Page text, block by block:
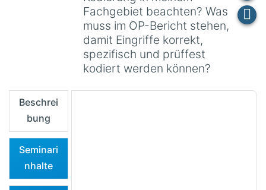
Fachgebiet beachten? Was
muss im OP-Bericht stehen,
damit Eingriffe korrekt,
spezifisch und prüffest
kodiert werden können?
Beschrei
bung
Seminari
nhalte